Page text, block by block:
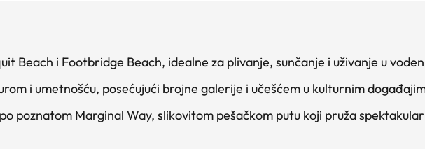
Beach i Footbridge Beach, idealne za plivanje, sunčanje i uživanje u
i umetnošću, posećujući brojne galerije i učešćem u kulturnim
poznatom Marginal Way, slikovitom pešačkom putu koji pruža